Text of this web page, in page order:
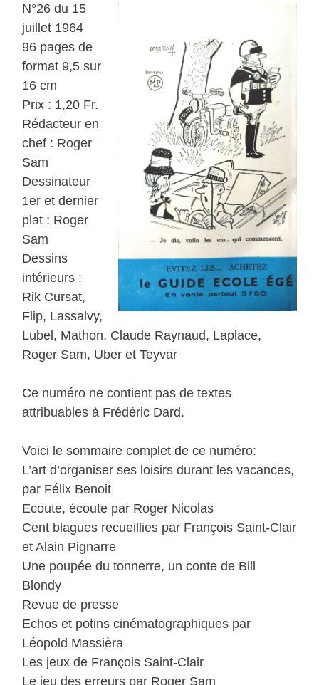
N°26 du 15
juillet 1964
96 pages de
format 9,5 sur
16 cm
Prix : 1,20 Fr.
Rédacteur en
chef : Roger
Sam
Dessinateur
1er et dernier
plat : Roger
Sam
Dessins
intérieurs :
Rik Cursat,
Flip, Lassalvy,
Lubel, Mathon, Claude Raynaud, Laplace,
Roger Sam, Uber et Teyvar
Ce numéro ne contient pas de textes
attribuables à Frédéric Dard.
Voici le sommaire complet de ce numéro:
L’art d’organiser ses loisirs durant les vacances,
par Félix Benoit
Ecoute, écoute par Roger Nicolas
Cent blagues recueillies par François Saint-Clair
et Alain Pignarre
Une poupée du tonnerre, un conte de Bill
Blondy
Revue de presse
Echos et potins cinématographiques par
Léopold Massièra
Les jeux de François Saint-Clair
Le jeu des erreurs par Roger Sam